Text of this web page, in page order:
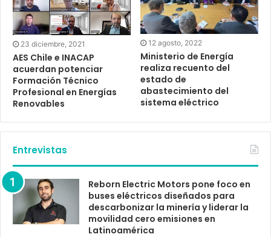
23 diciembre, 2021
AES Chile e INACAP
acuerdan potenciar
Formación Técnico
Profesional en Energías
Renovables
12 agosto, 2022
Ministerio de Energía
realiza recuento del
estado de
abastecimiento del
sistema eléctrico
Entrevistas
Reborn Electric Motors pone foco en
buses eléctricos diseñados para
descarbonizar la minería y liderar la
movilidad cero emisiones en
Latinoamérica